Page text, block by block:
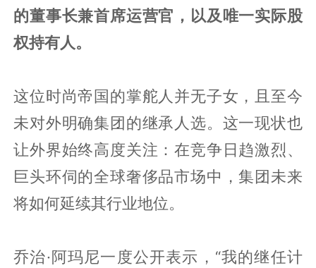
的董事长兼首席运营官，以及唯一实际股
权持有人。
这位时尚帝国的掌舵人并无子女，且至今
未对外明确集团的继承人选。这一现状也
让外界始终高度关注：在竞争日趋激烈、
巨头环伺的全球奢侈品市场中，集团未来
将如何延续其行业地位。
乔治·阿玛尼一度公开表示，“我的继任计